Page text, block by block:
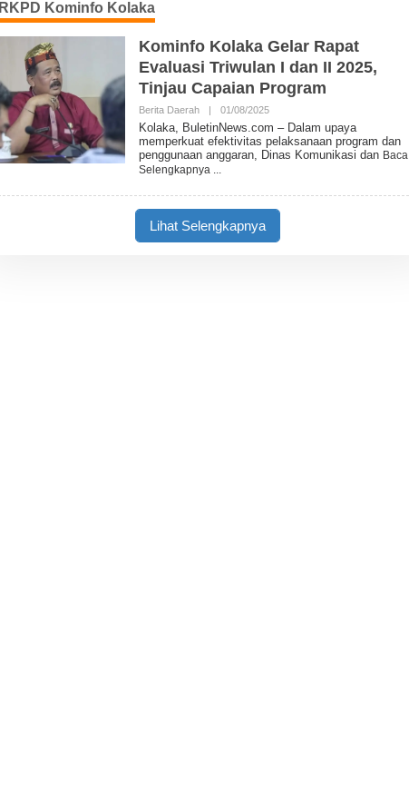
RKPD Kominfo Kolaka
Kominfo Kolaka Gelar Rapat
Evaluasi Triwulan I dan II 2025,
Tinjau Capaian Program
Berita Daerah | 01/08/2025O
E
H
B
E
T
Kolaka, BuletinNews.com – Dalam upaya
memperkuat efektivitas pelaksanaan program dan
penggunaan anggaran, Dinas Komunikasi dan Baca
Selengkapnya
Lihat Selengkapnya